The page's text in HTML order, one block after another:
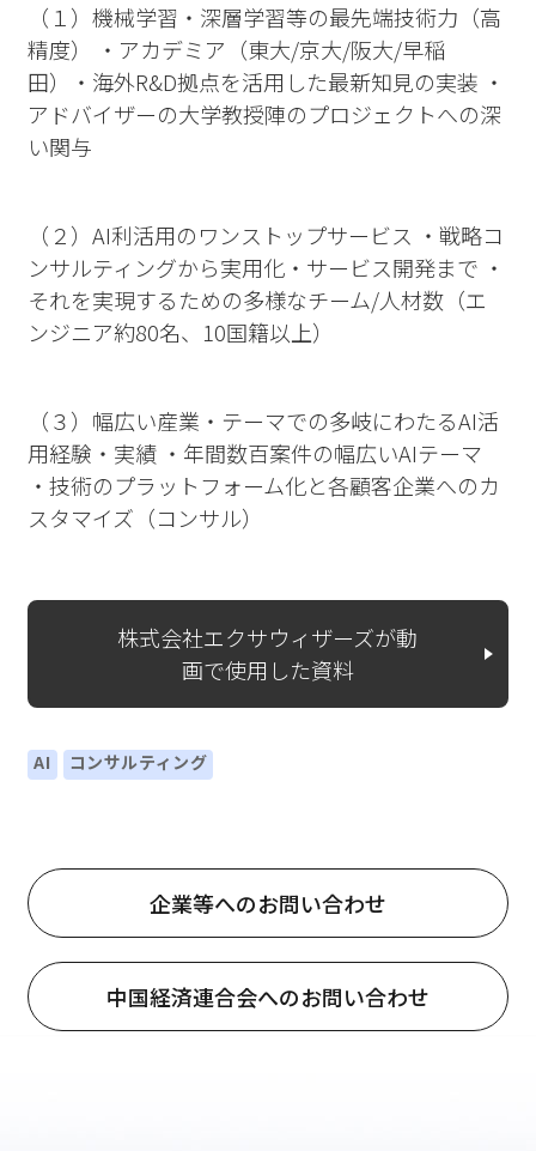
（１）機械学習・深層学習等の最先端技術力（高
精度） ・アカデミア（東大/京大/阪大/早稲
田）・海外R&D拠点を活用した最新知見の実装 ・
アドバイザーの大学教授陣のプロジェクトへの深
い関与
（２）AI利活用のワンストップサービス ・戦略コ
ンサルティングから実用化・サービス開発まで ・
それを実現するための多様なチーム/人材数（エ
ンジニア約80名、10国籍以上）
（３）幅広い産業・テーマでの多岐にわたるAI活
用経験・実績 ・年間数百案件の幅広いAIテーマ
・技術のプラットフォーム化と各顧客企業へのカ
スタマイズ（コンサル）
株式会社エクサウィザーズが動
画で使用した資料
AI コンサルティング
企業等へのお問い合わせ
中国経済連合会へのお問い合わせ